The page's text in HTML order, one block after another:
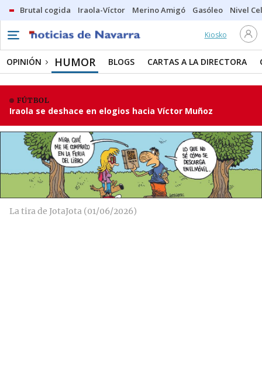
Brutal cogida Iraola-Víctor Merino Amigó Gasóleo Nivel
Kiosko
OPINIÓN HUMOR BLOGS CARTAS A LA DIRECTORA
FÚTBOL
Iraola se deshace en elogios hacia Víctor Muñoz
La tira de JotaJota (01/06/2026)